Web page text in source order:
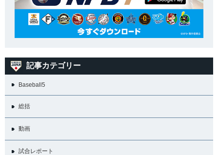
記事カテゴリー
Baseball5
総括
動画
試合レポート